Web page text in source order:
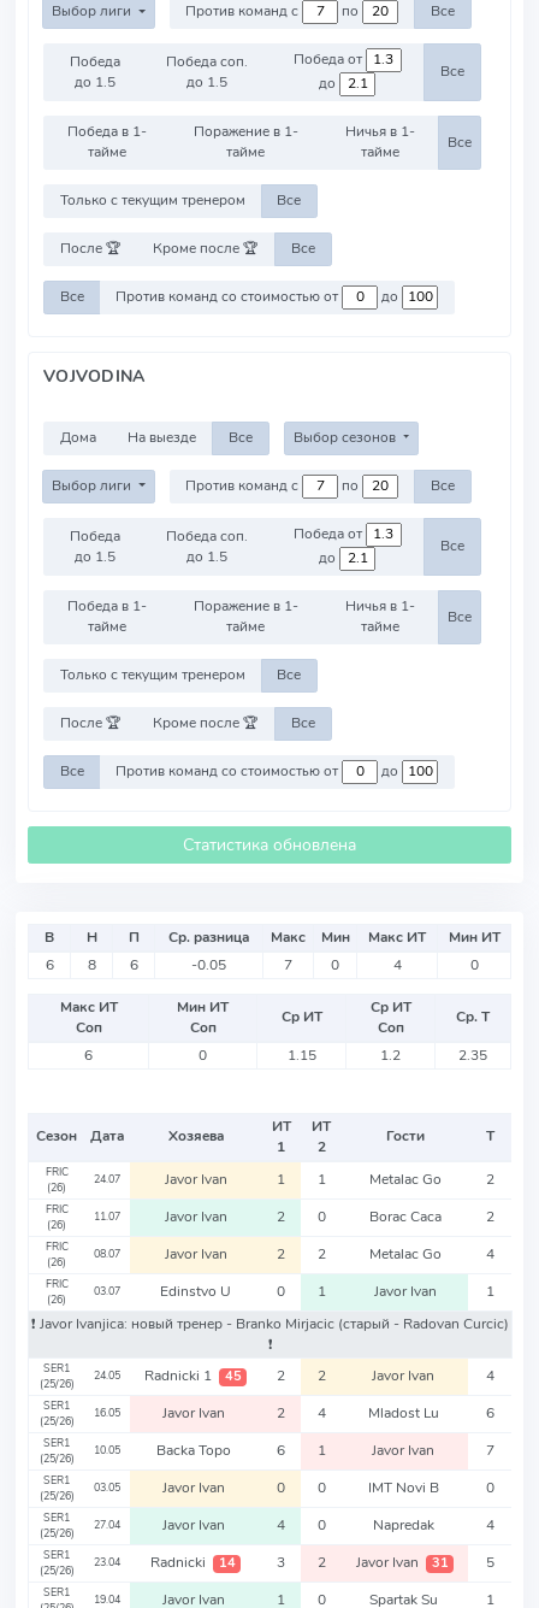
Выбор лиги Против команд с по Все
Победа
до 1.5
Победа соп.
до 1.5
Победа от
до
Все
Победа в 1-
тайме
Поражение в 1-
тайме
Ничья в 1-
тайме
Все
Только с текущим тренером Все
После 🏆 Кроме после 🏆 Все
Все Против команд со стоимостью от до
VOJVODINA
Дома На выезде Все Выбор сезонов
Выбор лиги Против команд с по Все
Победа
до 1.5
Победа соп.
до 1.5
Победа от
до
Все
Победа в 1-
тайме
Поражение в 1-
тайме
Ничья в 1-
тайме
Все
Только с текущим тренером Все
После 🏆 Кроме после 🏆 Все
Все Против команд со стоимостью от до
Статистика обновлена
В Н П Ср. разница Макс Мин Макс ИТ
Мин ИТ
6
8 6 -0.05 7 0 4 0
Макс ИТ
Соп
Мин ИТ
Соп
Ср ИТ
Ср ИТ
Соп
Ср. Т
6
0 1.15 1.2 2.35
Сезон Дата Хозяева
ИТ
1
ИТ
2
Гости Т
FRIC
(26)
24.07 Javor Ivan 1 1 Metalac Go 2
FRIC
(26)
11.07 Javor Ivan 2 0 Borac Caca 2
FRIC
(26)
08.07 Javor Ivan 2 2 Metalac Go 4
FRIC
(26)
03.07 Edinstvo U 0 1 Javor Ivan
1
❗️ Javor Ivanjica: новый тренер - Branko Mirjacic (старый - Radovan Curcic)
❗️
SER1
(25/26)
24.05 Radnicki 1 45 2 2 Javor Ivan 4
SER1
(25/26)
16.05 Javor Ivan 2 4 Mladost Lu 6
SER1
(25/26)
10.05 Backa Topo 6 1 Javor Ivan 7
SER1
(25/26)
03.05 Javor Ivan 0 0 IMT Novi B 0
SER1
(25/26)
27.04 Javor Ivan 4 0 Napredak 4
SER1
(25/26)
23.04 Radnicki 14 3 2 Javor Ivan 31 5
SER1
19.04 Javor Ivan 1 0 Spartak Su 1